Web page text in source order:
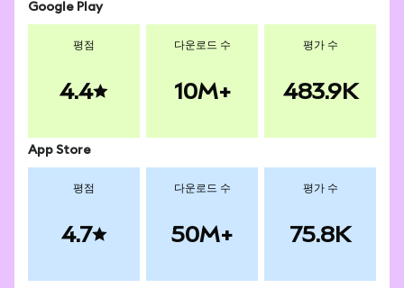
Google Play
평점
4.4
다운로드 수
10M+
평가 수
483.9K
App Store
평점
4.7
다운로드 수
50M+
평가 수
75.8K